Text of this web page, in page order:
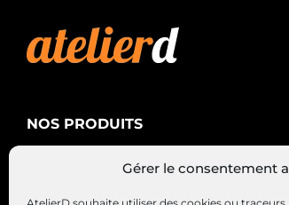
Gérer le consentement
NOS PRODUITS